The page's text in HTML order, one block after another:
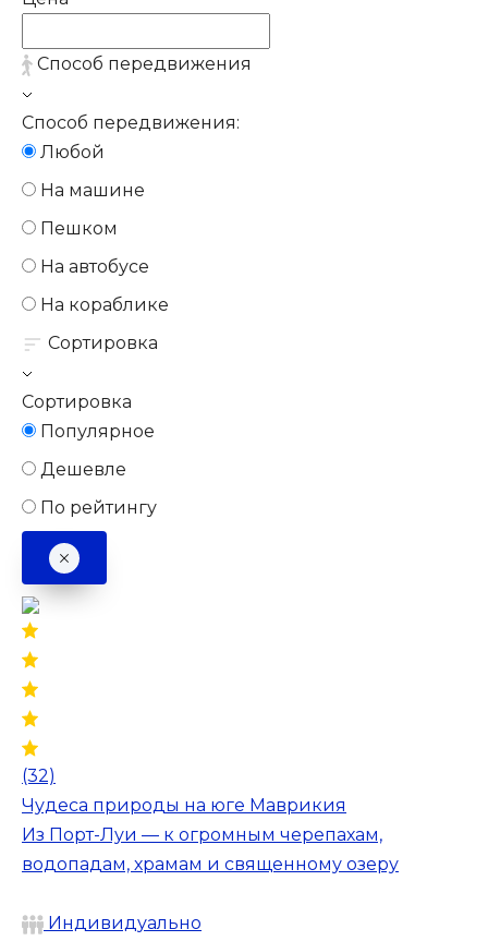
Способ передвижения
Способ передвижения:
Любой
На машине
Пешком
На автобусе
На кораблике
Сортировка
Сортировка
Популярное
Дешевле
По рейтингу
(32)
Чудеса природы на юге Маврикия
Из Порт-Луи — к огромным черепахам,
водопадам, храмам и священному озеру
Индивидуально